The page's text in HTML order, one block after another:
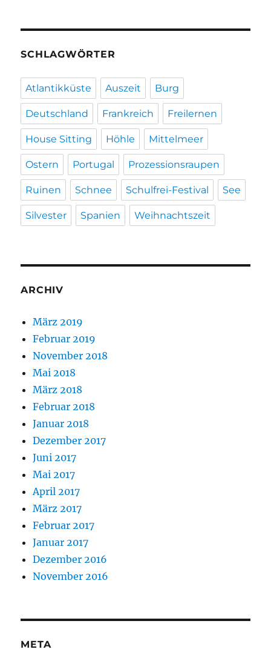
SCHLAGWÖRTER
Atlantikküste Auszeit Burg
Deutschland Frankreich Freilernen
House Sitting Höhle Mittelmeer
Ostern Portugal Prozessionsraupen
Ruinen Schnee Schulfrei-Festival See
Silvester Spanien Weihnachtszeit
ARCHIV
März 2019
Februar 2019
November 2018
Mai 2018
März 2018
Februar 2018
Januar 2018
Dezember 2017
Juni 2017
Mai 2017
April 2017
März 2017
Februar 2017
Januar 2017
Dezember 2016
November 2016
META